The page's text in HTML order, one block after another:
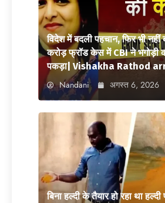
विदेश में बदली पहचान, फिर भी नहीं
करोड़ फ्रॉड केस में CBI ने भगोड़ी
पकड़ा| Vishakha Rathod
Nandani अगस्त 6, 2026
बिना हल्दी के तैयार हो रहा था हल्दी